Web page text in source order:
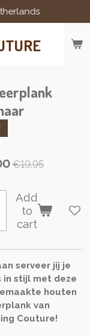
€19.95
Add
to
cart
serveer jij je
in stijl met deze
houten
van
Couture!